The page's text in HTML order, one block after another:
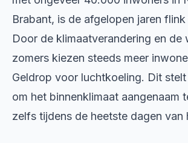
Brabant, is de afgelopen jaren
Door de klimaatverandering en de
zomers kiezen steeds meer
Geldrop voor luchtkoeling. Dit
om het binnenklimaat aangenaam
zelfs tijdens de heetste dagen van